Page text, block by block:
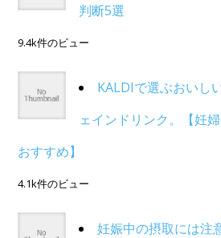
判断5選
9.4k件のビュー
KALDIで選ぶおいし
ェインドリンク。【妊
おすすめ】
4.1k件のビュー
妊娠中の摂取には注